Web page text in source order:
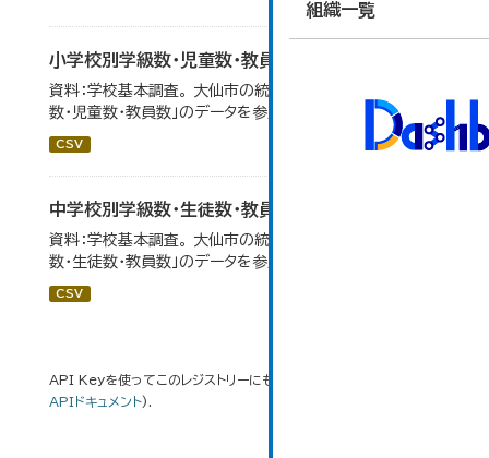
組織一覧
小学校別学級数・児童数・教員数
資料：学校基本調査。 大仙市の統計「14-4 小学校別学級
数・児童数・教員数」のデータを参照しています。
CSV
中学校別学級数・生徒数・教員数
資料：学校基本調査。 大仙市の統計「14-6 中学校別学級
数・生徒数・教員数」のデータを参照しています。
CSV
API Keyを使ってこのレジストリーにもアクセス可能です
APIドキュメント).